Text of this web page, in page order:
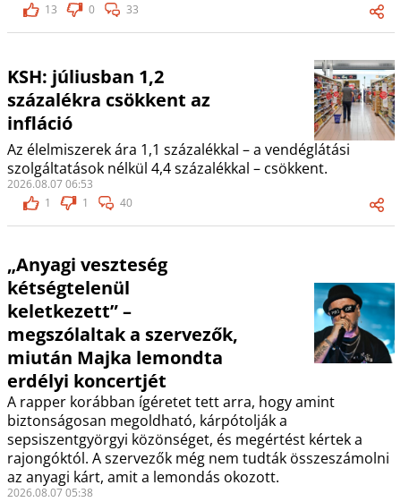
13
0 33
KSH: júliusban 1,2
százalékra csökkent az
infláció
Az élelmiszerek ára 1,1 százalékkal – a vendéglátási
szolgáltatások nélkül 4,4 százalékkal – csökkent.
2026.08.07 06:53
1
1 40
„Anyagi veszteség
kétségtelenül
keletkezett” –
megszólaltak a szervezők,
miután Majka lemondta
erdélyi koncertjét
A rapper korábban ígéretet tett arra, hogy amint
biztonságosan megoldható, kárpótolják a
sepsiszentgyörgyi közönséget, és megértést kértek a
rajongóktól. A szervezők még nem tudták összeszámolni
az anyagi kárt, amit a lemondás okozott.
2026.08.07 05:38